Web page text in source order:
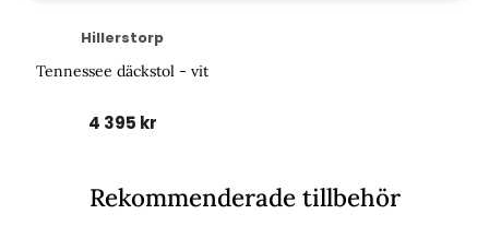
Hillerstorp
Tennessee däckstol - vit
4 395 kr
Rekommenderade tillbehör